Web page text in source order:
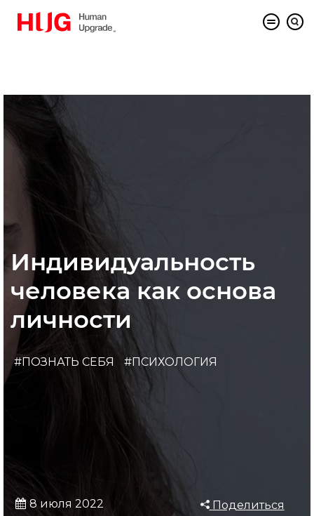
Индивидуальность
человека как основа
личности
#ПОЗНАТЬ СЕБЯ #ПСИХОЛОГИЯ
8 июля 2022 Поделиться